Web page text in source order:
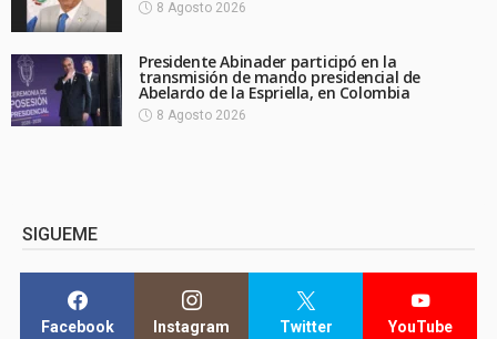
8 Agosto 2026
Presidente Abinader participó en la
transmisión de mando presidencial de
Abelardo de la Espriella, en Colombia
8 Agosto 2026
SIGUEME
Facebook Instagram Twitter YouTube